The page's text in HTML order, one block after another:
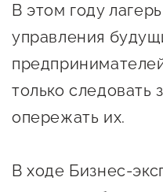
Истории
Проекты
Оказание
Проекты
Поддержка
Истории
креативного
Проекты
Центр поддержки
Справочник
В этом году
управления
только следовать
опережать их.
В ходе Бизнес-